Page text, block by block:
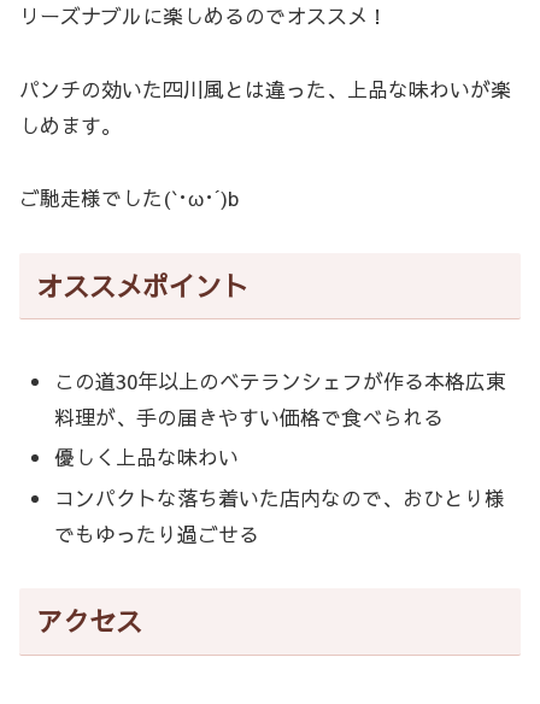
リーズナブルに楽しめるのでオススメ！
パンチの効いた四川風とは違った、上品な味わいが楽
しめます。
ご馳走様でした(`･ω･´)b
オススメポイント
この道30年以上のベテランシェフが作る本格広東
料理が、手の届きやすい価格で食べられる
優しく上品な味わい
コンパクトな落ち着いた店内なので、おひとり様
でもゆったり過ごせる
アクセス